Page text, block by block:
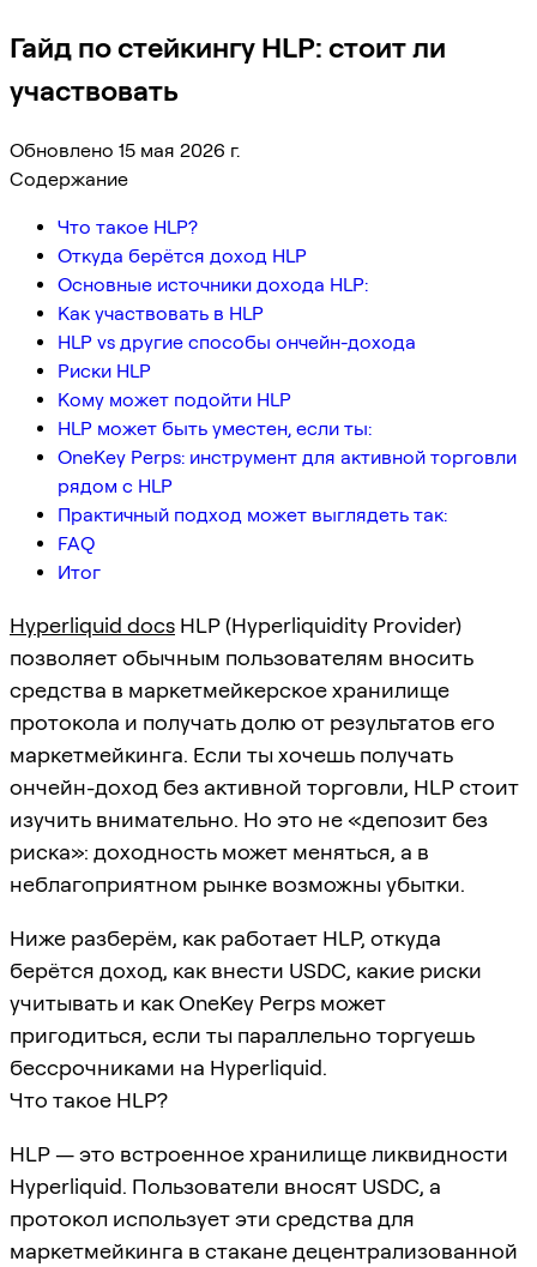
Гайд по стейкингу HLP: стоит ли
участвовать
Обновлено 15 мая 2026 г.
Содержание
Что такое HLP?
Откуда берётся доход HLP
Основные источники дохода HLP:
Как участвовать в HLP
HLP vs другие способы ончейн-дохода
Риски HLP
Кому может подойти HLP
HLP может быть уместен, если ты:
OneKey Perps: инструмент для активной торговли
рядом с HLP
Практичный подход может выглядеть так:
FAQ
Итог
Hyperliquid docs HLP (Hyperliquidity Provider)
позволяет обычным пользователям вносить
средства в маркетмейкерское хранилище
протокола и получать долю от результатов его
маркетмейкинга. Если ты хочешь получать
ончейн-доход без активной торговли, HLP стоит
изучить внимательно. Но это не «депозит без
риска»: доходность может меняться, а в
неблагоприятном рынке возможны убытки.
Ниже разберём, как работает HLP, откуда
берётся доход, как внести USDC, какие риски
учитывать и как OneKey Perps может
пригодиться, если ты параллельно торгуешь
бессрочниками на Hyperliquid.
Что такое HLP?
HLP — это встроенное хранилище ликвидности
Hyperliquid. Пользователи вносят USDC, а
протокол использует эти средства для
маркетмейкинга в стакане децентрализованной